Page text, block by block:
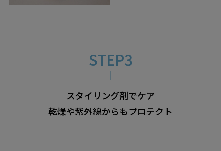
スタイリング剤でケア
乾燥や紫外線からもプロテクト